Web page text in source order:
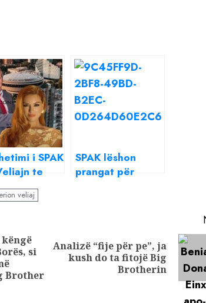
i SPAK
te
SPAK lëshon
prangat për
erion veliaj
Previous
si
Brother
Next
Analizë “fije për pe”, ja
kush do ta fitojë Big
Brotherin